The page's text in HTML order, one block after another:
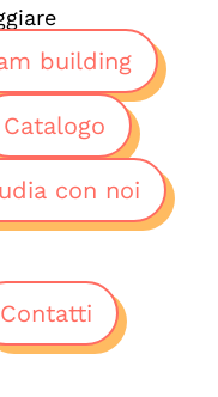
building
Catalogo
con noi
Contatti